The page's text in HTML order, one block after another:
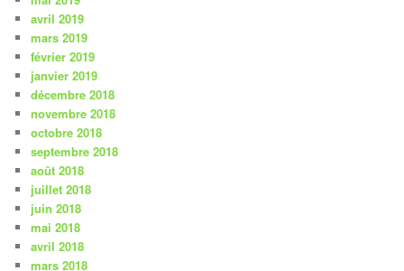
avril 2019
mars 2019
février 2019
janvier 2019
décembre 2018
novembre 2018
octobre 2018
septembre 2018
août 2018
juillet 2018
juin 2018
mai 2018
avril 2018
mars 2018